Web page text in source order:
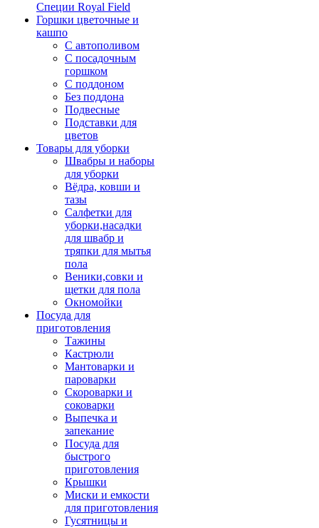
Специи Royal Field
Горшки цветочные и
кашпо
С автополивом
С посадочным
горшком
С поддоном
Без поддона
Подвесные
Подставки для
цветов
Товары для уборки
Швабры и наборы
для уборки
Вёдра, ковши и
тазы
Салфетки для
уборки,насадки
для швабр и
тряпки для мытья
пола
Веники,совки и
щетки для пола
Окномойки
Посуда для
приготовления
Тажины
Кастрюли
Мантоварки и
пароварки
Скороварки и
соковарки
Выпечка и
запекание
Посуда для
быстрого
приготовления
Крышки
Миски и емкости
для приготовления
Гусятницы и